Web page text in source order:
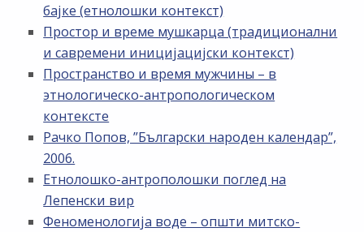
бајке (етнолошки контекст)
Простор и време мушкарца (традиционални
и савремени иницијацијски контекст)
Пространство и время мужчины – в
этнологическо-антропологическом
контексте
Рачко Попов, ”Български народен календар”,
2006.
Етнолошко-антрополошки поглед на
Лепенски вир
Феноменологија воде – општи митско-